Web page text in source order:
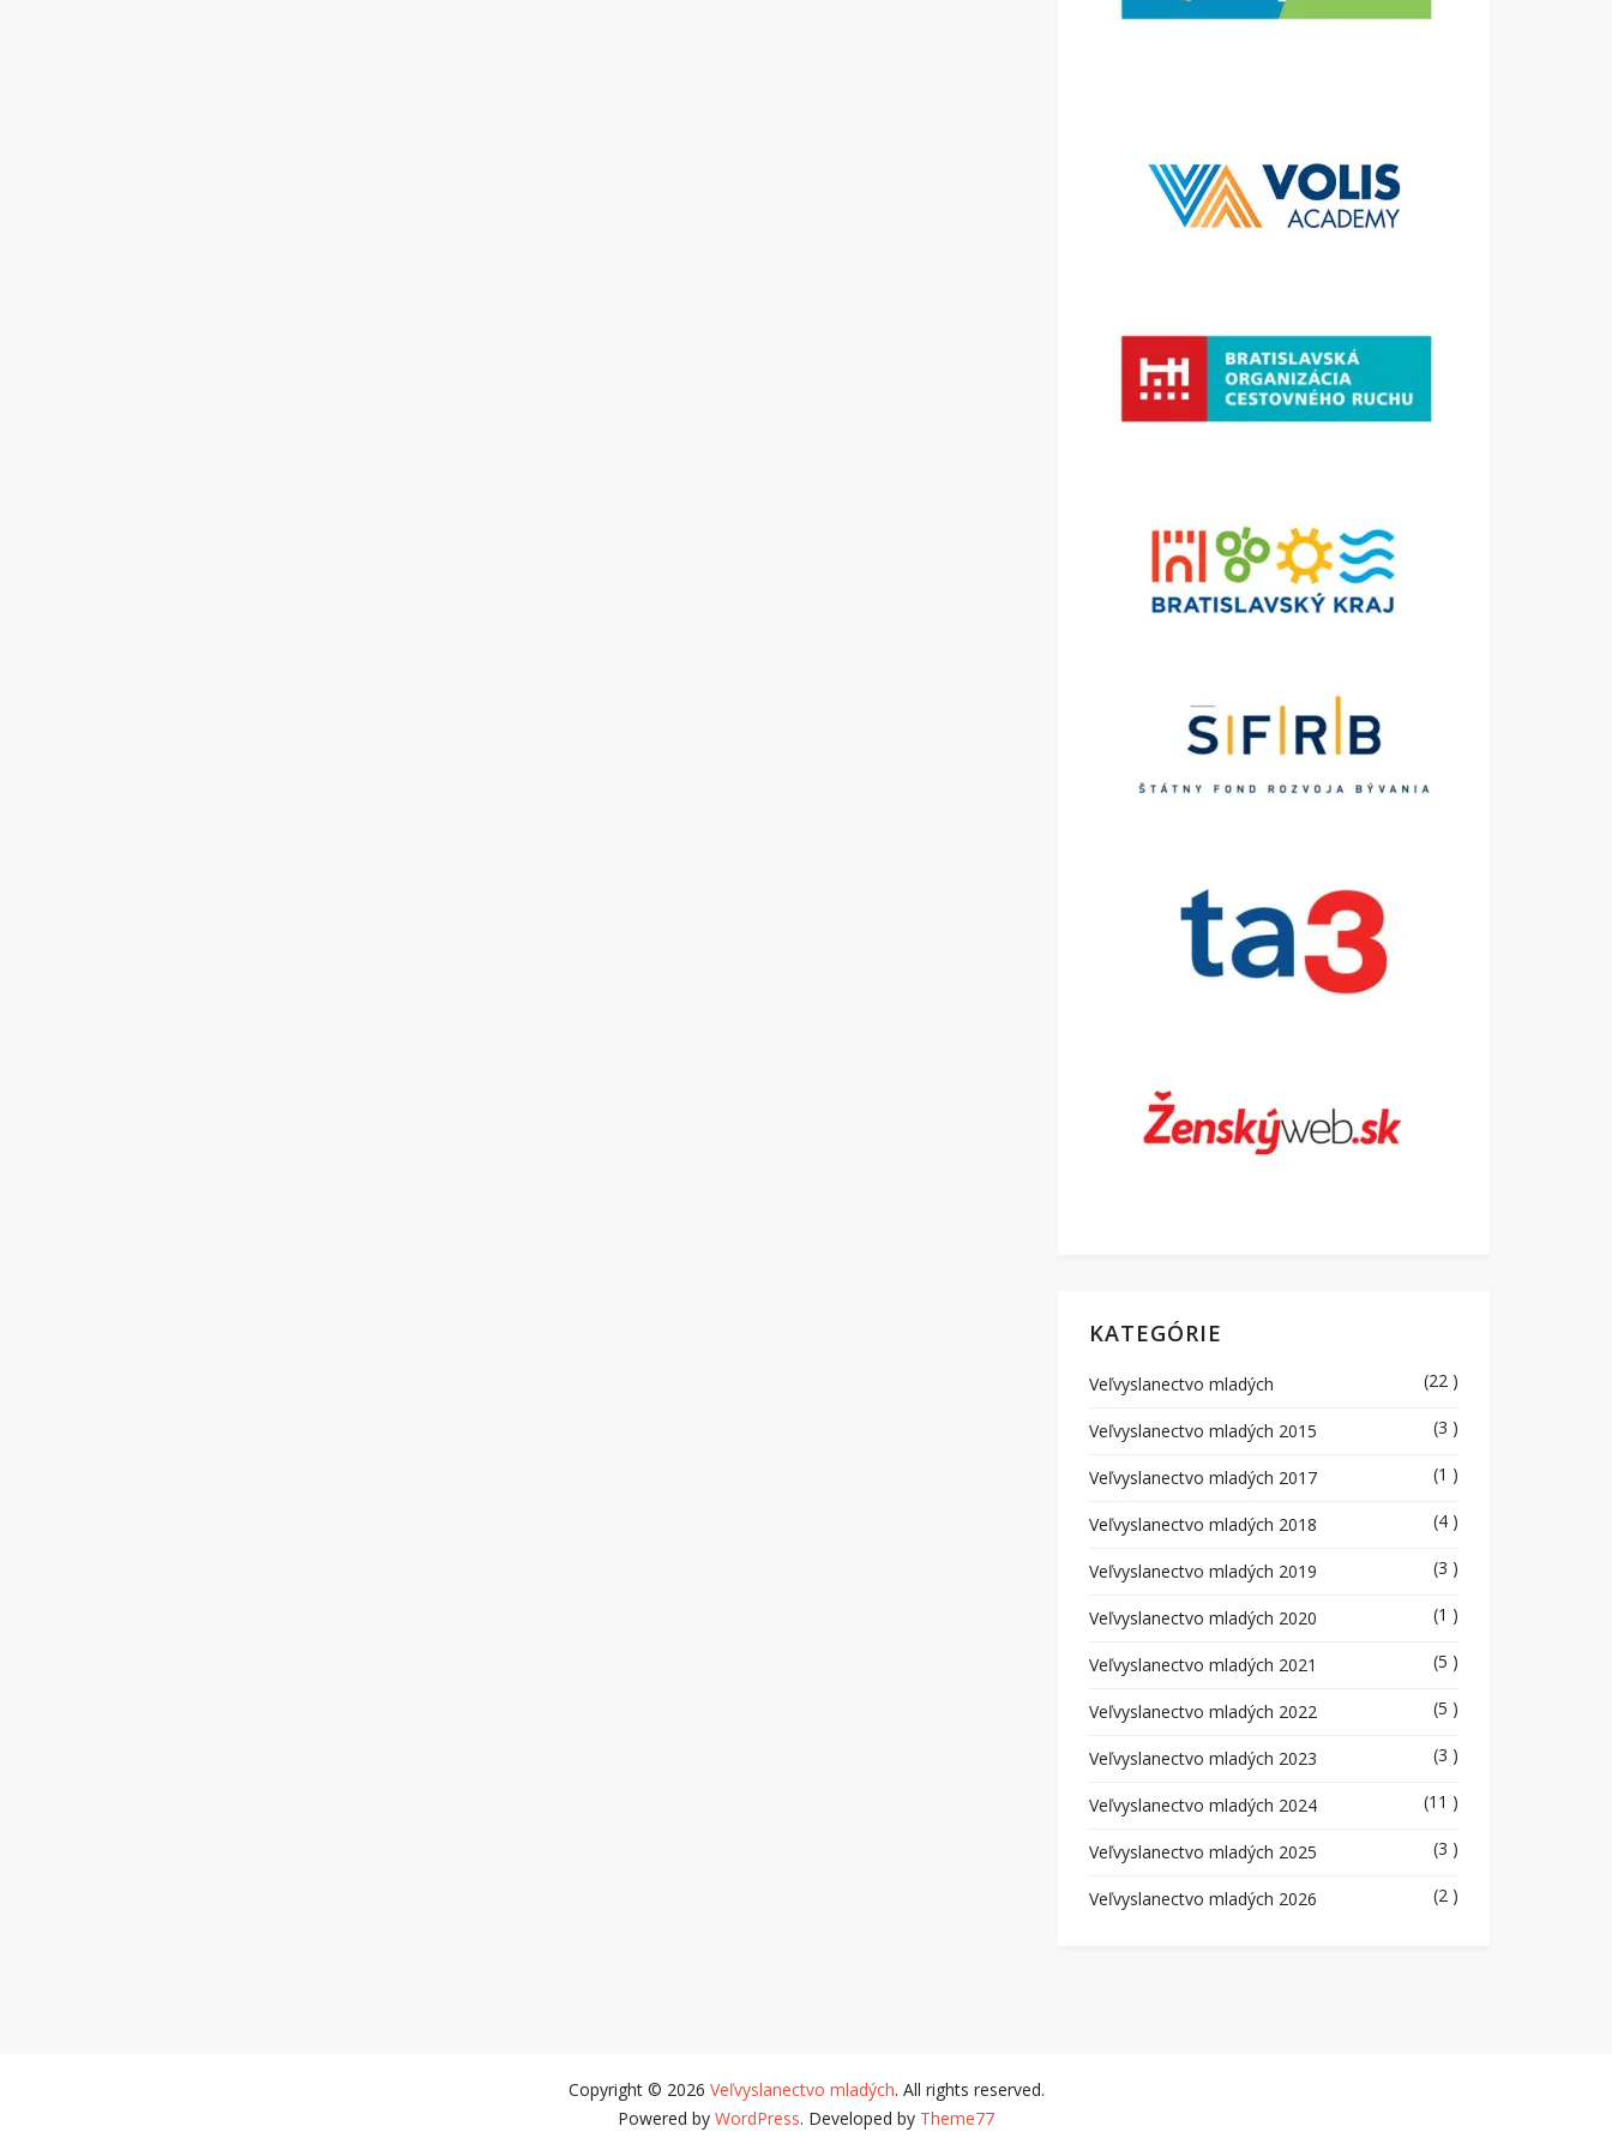
KATEGÓRIE
Veľvyslanectvo mladých (22 )
Veľvyslanectvo mladých 2015 (3 )
Veľvyslanectvo mladých 2017 (1 )
Veľvyslanectvo mladých 2018 (4 )
Veľvyslanectvo mladých 2019 (3 )
Veľvyslanectvo mladých 2020 (1 )
Veľvyslanectvo mladých 2021 (5 )
Veľvyslanectvo mladých 2022 (5 )
Veľvyslanectvo mladých 2023 (3 )
Veľvyslanectvo mladých 2024 (11 )
Veľvyslanectvo mladých 2025 (3 )
Veľvyslanectvo mladých 2026 (2 )
Copyright © 2026 Veľvyslanectvo mladých. All rights reserved.
Powered by WordPress. Developed by Theme77